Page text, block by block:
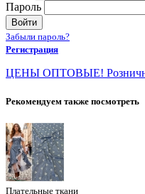
Пароль
Войти
Забыли пароль?
Регистрация
ЦЕНЫ ОПТОВЫЕ!
Рекомендуем также посмотреть
Плательные ткани